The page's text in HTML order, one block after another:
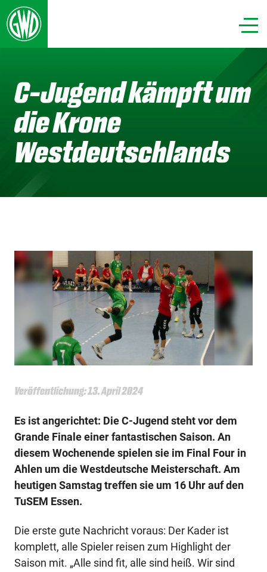
C-Jugend kämpft um
die Krone
Westdeutschlands
Veröffentlichung: 13. April 2024
Es ist angerichtet: Die C-Jugend steht vor dem
Grande Finale einer fantastischen Saison. An
diesem Wochenende spielen sie im Final Four in
Ahlen um die Westdeutsche Meisterschaft. Am
heutigen Samstag treffen sie um 16 Uhr auf den
TuSEM Essen.
Die erste gute Nachricht voraus: Der Kader ist
komplett, alle Spieler reisen zum Highlight der
Saison mit. „Alle sind fit, alle sind heiß. Wir sind